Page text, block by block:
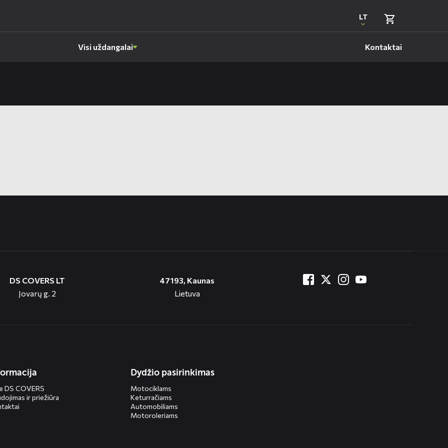
LT
Visi uždangalai Kontaktai
DS COVERS LT
Jovarų g. 2
47193, Kaunas
Lietuva
DS COVERS
ir priežiūra
Dydžio pasirinkimas
Motociklams
Keturračiams
Automobiliams
Motoroleriams